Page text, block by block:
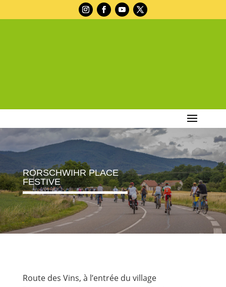
RORSCHWIHR PLACE
FESTIVE
Route des Vins, à l’entrée du village